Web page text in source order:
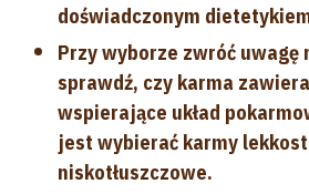
doświadczonym
Przy wyborze zwróć uwagę
sprawdź, czy karma
wspierające układ
jest wybierać karmy
niskotłuszczowe.